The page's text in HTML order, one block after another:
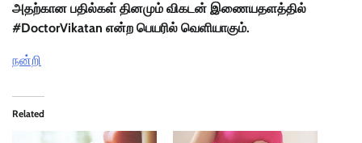
அதற்கான பதில்கள் தினமும் விகடன் இணையதளத்தில்
#DoctorVikatan என்ற பெயரில் வெளியாகும்.
நன்றி
Related